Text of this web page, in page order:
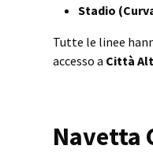
Stadio
Tutte le linee
accesso a Città
Navetta